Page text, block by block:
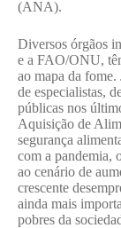
(ANA).
Diversos órgãos
e a FAO/ONU,
ao mapa da
de especialistas,
públicas nos
Aquisição de
segurança
com a pandemia,
ao cenário de
crescente
ainda mais
pobres da